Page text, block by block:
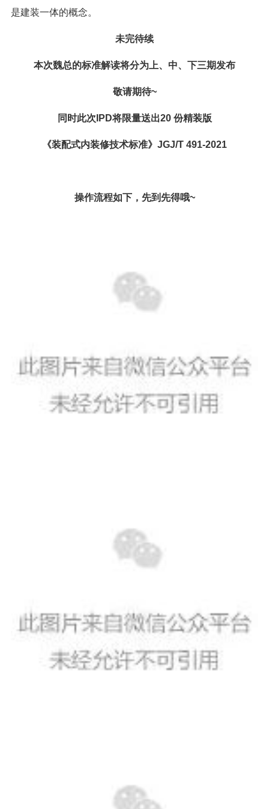
是建装一体的概念。
未完待续
本次魏总的标准解读将分为上、中、下三期发布
敬请期待~
同时此次IPD将限量送出20 份精装版
《装配式内装修技术标准》JGJ/T 491-2021
操作流程如下，先到先得哦~